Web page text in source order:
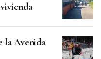
la Avenida